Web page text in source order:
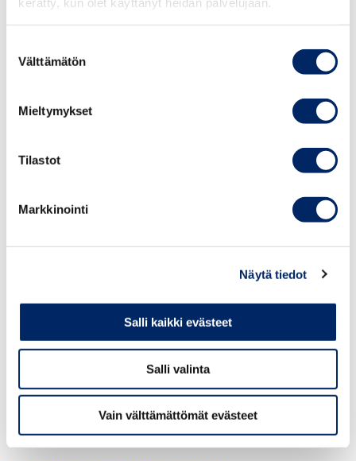
valinta
Välttämätön
Mieltymykset
Tilastot
Markkinointi
Näytä tiedot
Salli kaikki evästeet
Salli valinta
Vain välttämättömät evästeet
H.E. Ms. Nawal Settouti, Ambassador of Algeria
in Finland, invites the members of the Finnish-
Arabic Trade Association to the Embassy of
Algeria on Wednesday December 13th.
Embassy services to Finnish companies and she
issues in Algeria.
Date: Wednesday 13.12.2017 at 15.00-16.30
Makasiinikatu 6 A, 00130 HELSINKI
Please note that the seats are limited.
Welcome!